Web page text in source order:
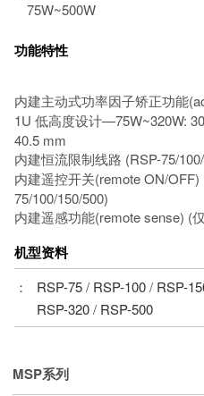
75W~500W
功能特性
内建主动式功率因子矫正功能
1U 低高度设计—75W~320W:
40.5 mm
内建恒流限制线路 (RSP-75/
内建遥控开关(remote ON/OFF)
75/100/150/500)
内建遥感功能(remote sense) (
机型资料
： RSP-75/ RSP-100/ RSP-
RSP-320/ RSP-500
MSP系列